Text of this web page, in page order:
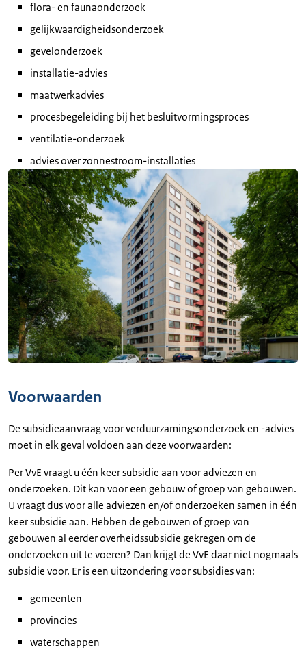
flora- en faunaonderzoek
gelijkwaardigheidsonderzoek
gevelonderzoek
installatie-advies
maatwerkadvies
procesbegeleiding bij het besluitvormingsproces
ventilatie-onderzoek
advies over zonnestroom-installaties
Voorwaarden
De subsidieaanvraag voor verduurzamingsonderzoek en -advies
moet in elk geval voldoen aan deze voorwaarden:
Per VvE vraagt u één keer subsidie aan voor adviezen en
onderzoeken. Dit kan voor een gebouw of groep van gebouwen.
U vraagt dus voor alle adviezen en/of onderzoeken samen in één
keer subsidie aan. Hebben de gebouwen of groep van
gebouwen al eerder overheidssubsidie gekregen om de
onderzoeken uit te voeren? Dan krijgt de VvE daar niet nogmaals
subsidie voor. Er is een uitzondering voor subsidies van:
gemeenten
provincies
waterschappen